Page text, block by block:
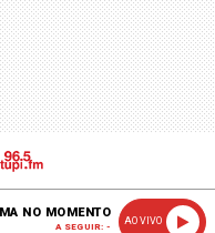
NO MOMENTO
A SEGUIR: -
AO VIVO